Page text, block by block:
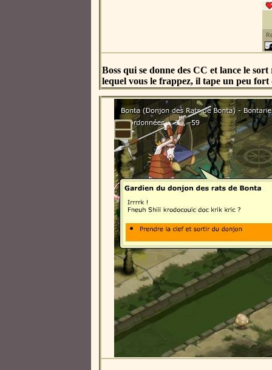
Boss qui se donne des CC et lance le
lequel vous le frappez, il tape un peu fort